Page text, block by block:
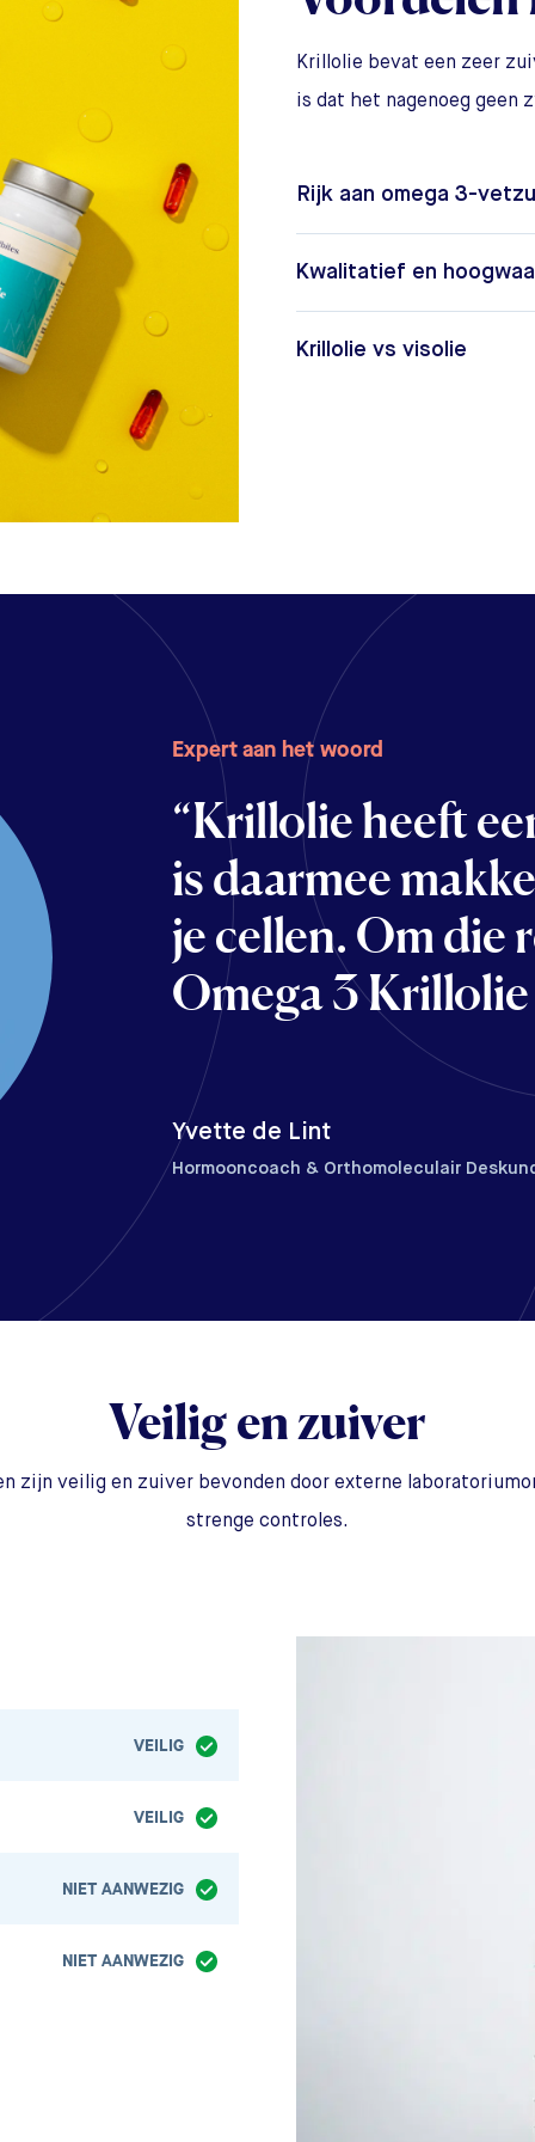
Krillolie bevat een zeer
is dat het nagenoeg geen
Rijk aan omega 3-
Kwalitatief en
Krillolie vs visolie
Expert aan het woord
“Krillolie heeft
is daarmee
je cellen. Om die
Omega 3
Yvette de Lint
Hormooncoach & Orthomoleculair
Veilig en zuiver
zijn veilig en zuiver bevonden door externe
strenge controles.
VEILIG
VEILIG
NIET AANWEZIG
NIET AANWEZIG